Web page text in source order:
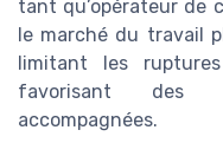
tant qu’opérateur de
le marché du travail
limitant les
favorisant des
accompagnées.